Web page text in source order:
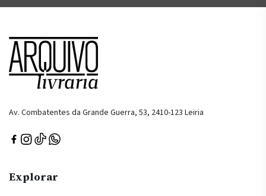
Av. Combatentes da Grande Guerra, 53, 2410-123 Leiria
Explorar